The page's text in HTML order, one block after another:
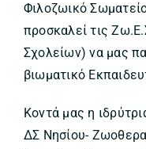
Φιλοζωικό
προσκαλεί τις
Σχολείων) να μας
βιωματικό
Κοντά μας η
ΔΣ Νησίου-